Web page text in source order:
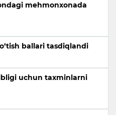
mehmonxonada
ballari tasdiqlandi
uchun taxminlarni